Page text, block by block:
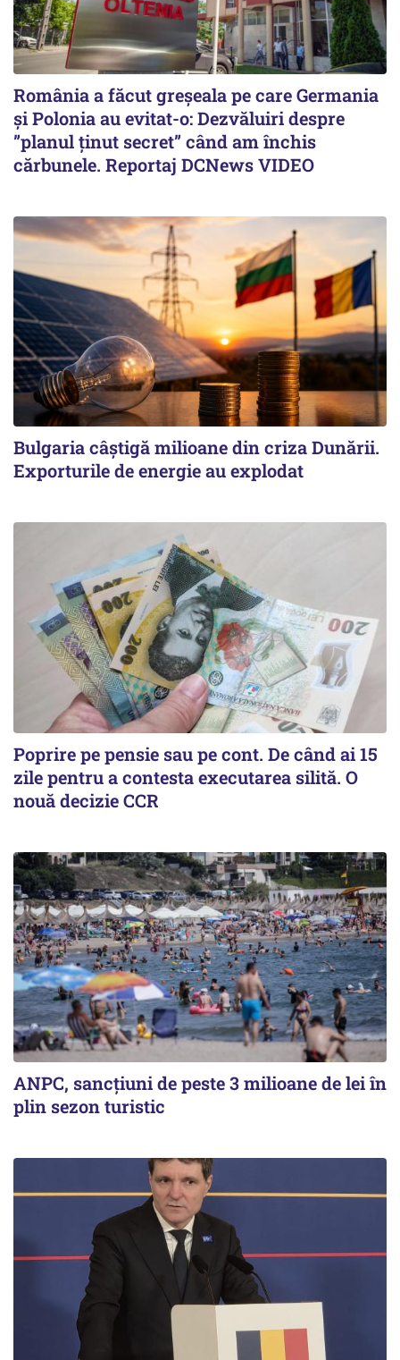
România a făcut greșeala pe care Germania
și Polonia au evitat-o: Dezvăluiri despre
”planul ținut secret” când am închis
cărbunele. Reportaj DCNews VIDEO
Bulgaria câștigă milioane din criza Dunării.
Exporturile de energie au explodat
Poprire pe pensie sau pe cont. De când ai 15
zile pentru a contesta executarea silită. O
nouă decizie CCR
ANPC, sancțiuni de peste 3 milioane de lei în
plin sezon turistic